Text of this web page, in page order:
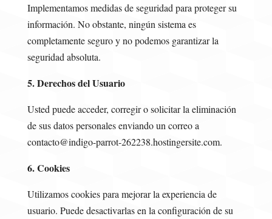
Implementamos medidas de seguridad para proteger su
información. No obstante, ningún sistema es
completamente seguro y no podemos garantizar la
seguridad absoluta.
5. Derechos del Usuario
Usted puede acceder, corregir o solicitar la eliminación
de sus datos personales enviando un correo a
contacto@indigo-parrot-262238.hostingersite.com.
6. Cookies
Utilizamos cookies para mejorar la experiencia de
usuario. Puede desactivarlas en la configuración de su